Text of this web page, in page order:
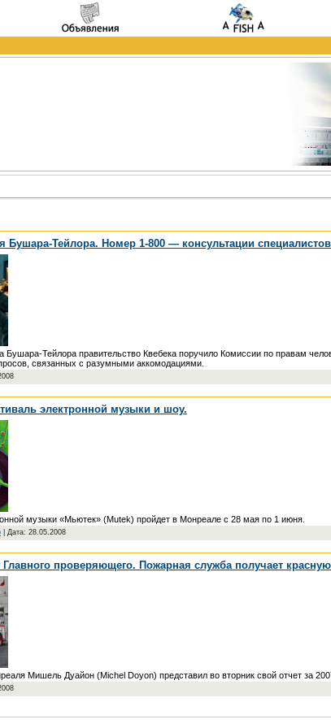
Бушара-Тейлора. Номер 1-800 ― консультации
Бушара-Тейлора правительство Квебека поручило Комиссии по правам
связанных с разумными аккомодациями.
электронной музыки и шоу.
музыки «Мьютек» (Mutek) пройдет в Монреале с 28 мая по 1 июня.
| Дата: 28.05.2008
проверяющего. Пожарная служба получает красную
Мишель Дуайон (Michel Doyon) представил во вторник свой отчет за